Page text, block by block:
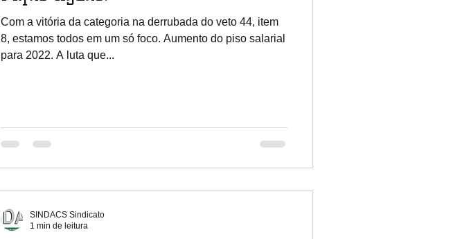
Com a vitória da categoria na derrubada do veto 44, item
8, estamos todos em um só foco. Aumento do piso salarial
para 2022. A luta que...
SINDACS Sindicato
1 min de leitura